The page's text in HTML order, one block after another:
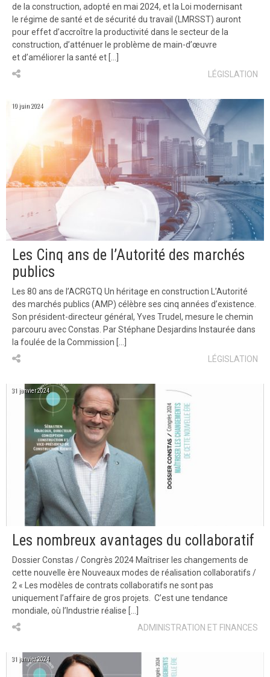
de la construction, adopté en mai 2024, et la Loi modernisant
le régime de santé et de sécurité du travail (LMRSST) auront
pour effet d’accroître la productivité dans le secteur de la
construction, d’atténuer le problème de main-d’œuvre
et d’améliorer la santé et […]
LÉGISLATION
10 juin 2024
Les Cinq ans de l’Autorité des marchés
publics
Les 80 ans de l’ACRGTQ Un héritage en construction L’Autorité
des marchés publics (AMP) célèbre ses cinq années d’existence.
Son président-directeur général, Yves Trudel, mesure le chemin
parcouru avec Constas. Par Stéphane Desjardins Instaurée dans
la foulée de la Commission […]
LÉGISLATION
31 janvier 2024
Les nombreux avantages du collaboratif
Dossier Constas / Congrès 2024 Maîtriser les changements de
cette nouvelle ère Nouveaux modes de réalisation collaboratifs /
2 « Les modèles de contrats collaboratifs ne sont pas
uniquement l’affaire de gros projets. C’est une tendance
mondiale, où l’Industrie réalise […]
ADMINISTRATION ET FINANCES
31 janvier 2024